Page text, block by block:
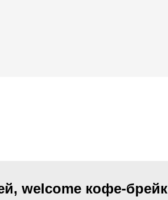
welcome кофе-брейк